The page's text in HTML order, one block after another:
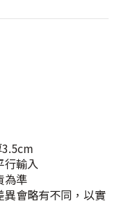
行輸入
為準
會略有不同，以實